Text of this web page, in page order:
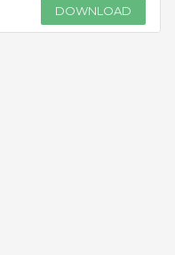
DOWNLOAD